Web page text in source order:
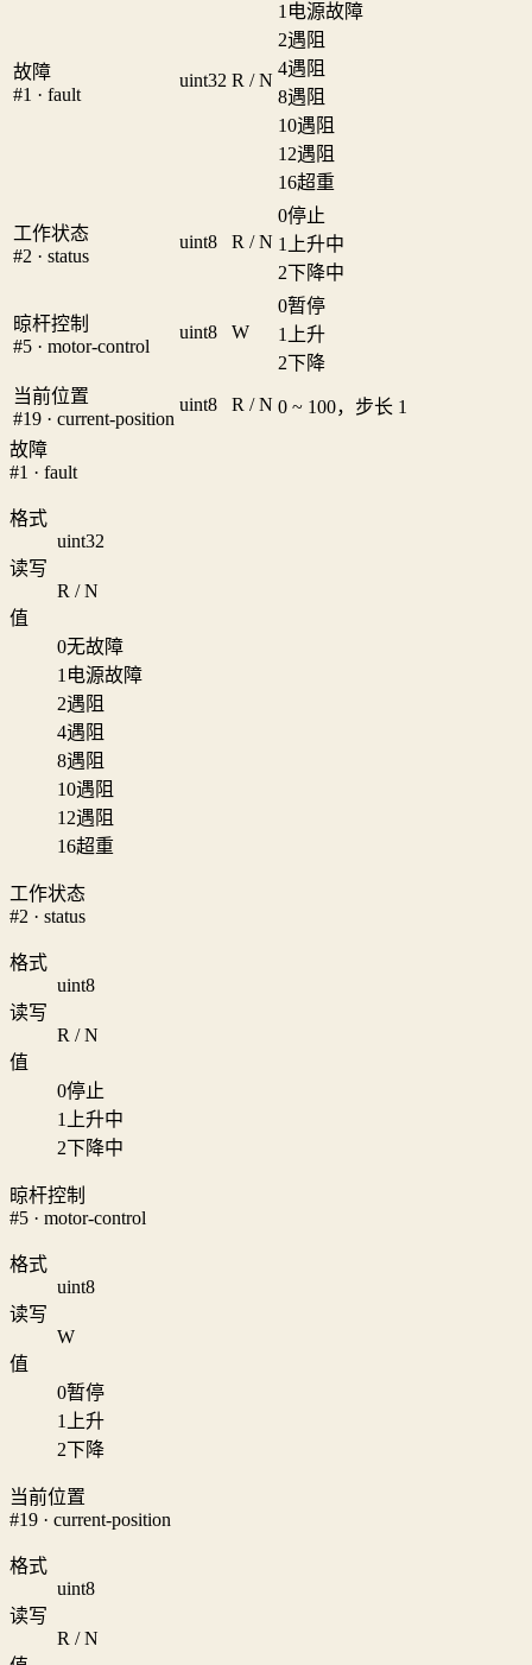
故障
#1 · fault
uint32 R / N
1 电源故障
2遇阻
4遇阻
8遇阻
10遇阻
12遇阻
16超重
工作状态
#2 · status
uint8 R / N
0停止
1
上升中
2下降中
晾杆控制
#5 · motor-control
uint8 W
0暂停
1
上升
2下降
当前位置
#19 · current-position
uint8 R / N 0 ~ 100，步长 1
故障
#1 · fault
格式
uint32
读写
R / N
值
0无故障
1 电源故障
2遇阻
4遇阻
8遇阻
10遇阻
12遇阻
16超重
工作状态
#2 · status
格式
uint8
读写
R / N
值
0停止
1
上升中
2下降中
晾杆控制
#5 · motor-control
格式
uint8
读写
W
值
0暂停
1
上升
2下降
当前位置
#19 · current-position
格式
uint8
读写
R / N